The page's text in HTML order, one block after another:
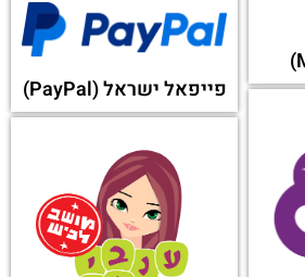
פייפאל ישראל (PayPal)